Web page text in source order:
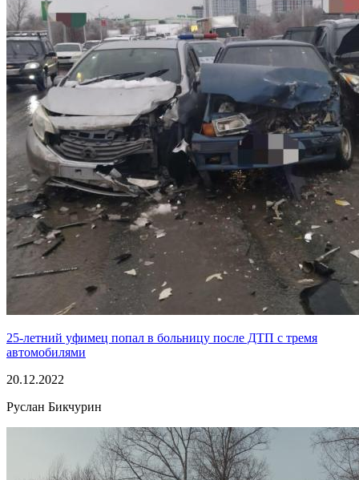
25-летний уфимец попал в больницу после ДТП с тремя
автомобилями
20.12.2022
Руслан Бикчурин